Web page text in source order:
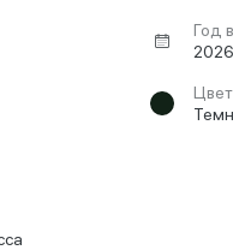
Год
2026
Цвет